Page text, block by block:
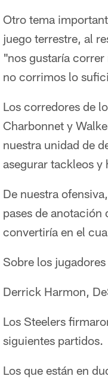
Otro tema
juego terrestre, al
"nos gustaría
no corrimos lo
Los corredores de
Charbonnet y
nuestra unidad de
asegurar tackleos y
De nuestra
pases de anotación
convertiría en el
Sobre los
Derrick Harmon,
Los Steelers
siguientes partidos.
Los que están en